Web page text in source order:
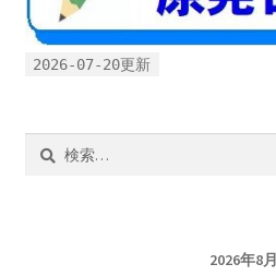
2026-07-20更新
2026年8月